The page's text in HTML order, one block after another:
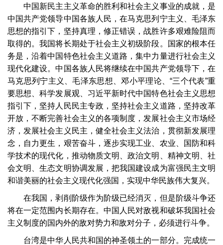
中国新民主主义革命的胜利和社会主义事业的成就，是
中国共产党领导中国各族人民，在马克思列宁主义、毛泽东
思想的指引下，坚持真理，修正错误，战胜许多艰难险阻而
取得的。我国将长期处于社会主义初级阶段。国家的根本任
务是，沿着中国特色社会主义道路，集中力量进行社会主义
现代化建设。中国各族人民将继续在中国共产党领导下，在
马克思列宁主义、毛泽东思想、邓小平理论、“三个代表”重
要思想、科学发展观、习近平新时代中国特色社会主义思想
指引下，坚持人民民主专政，坚持社会主义道路，坚持改革
开放，不断完善社会主义的各项制度，发展社会主义市场经
济，发展社会主义民主，健全社会主义法治，贯彻新发展理
念，自力更生，艰苦奋斗，逐步实现工业、农业、国防和科
学技术的现代化，推动物质文明、政治文明、精神文明、社
会文明、生态文明协调发展，把我国建设成为富强民主文明
和谐美丽的社会主义现代化强国，实现中华民族伟大复兴。
在我国，剥削阶级作为阶级已经消灭，但是阶级斗争还
将在一定范围内长期存在。中国人民对敌视和破坏我国社会
主义制度的国内外的敌对势力和敌对分子，必须进行斗争。
台湾是中华人民共和国的神圣领土的一部分。完成统一